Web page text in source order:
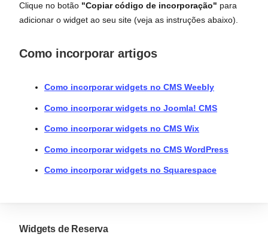
Clique no botão "Copiar código de incorporação" para
adicionar o widget ao seu site (veja as instruções abaixo).
Como incorporar artigos
Como incorporar widgets no CMS Weebly
Como incorporar widgets no Joomla! CMS
Como incorporar widgets no CMS Wix
Como incorporar widgets no CMS WordPress
Como incorporar widgets no Squarespace
Widgets de Reserva